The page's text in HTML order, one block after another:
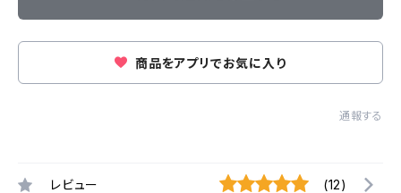
商品をアプリでお気に入り
通報する
レビュー (12)